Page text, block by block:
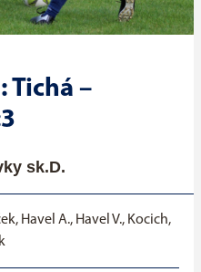
Tichá –
sk.D.
Havel A., Havel V., Kocich,